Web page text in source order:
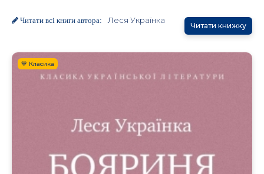
Читати всі книги автора: Леся Українка
Читати книжку
💙 Класика